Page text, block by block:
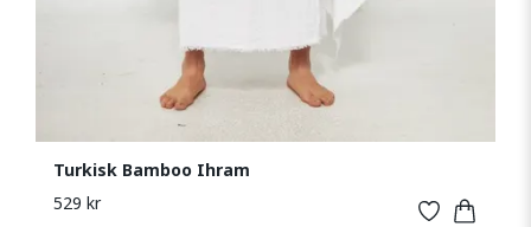
Turkisk Bamboo Ihram
529 kr